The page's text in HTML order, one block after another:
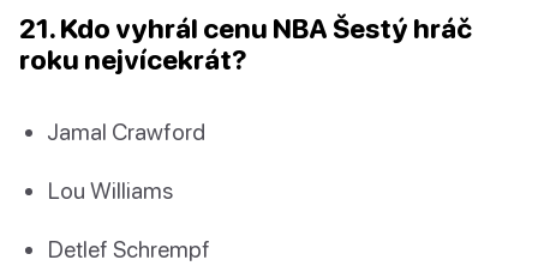
21. Kdo vyhrál cenu NBA Šestý hráč
roku nejvícekrát?
Jamal Crawford
Lou Williams
Detlef Schrempf